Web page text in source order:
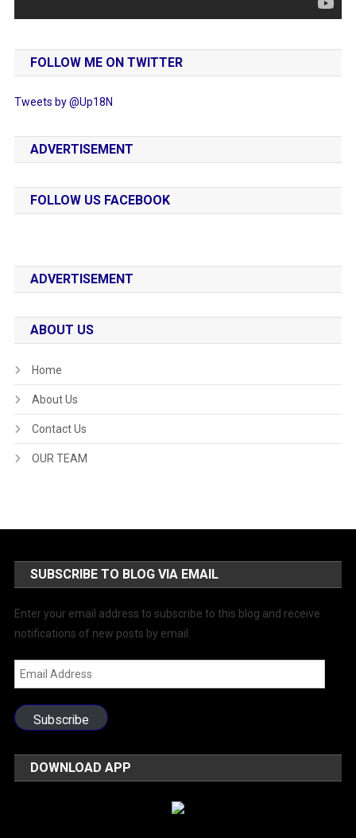
FOLLOW ME ON TWITTER
Tweets by @Up18N
ADVERTISEMENT
FOLLOW US FACEBOOK
ADVERTISEMENT
ABOUT US
Home
About Us
Contact Us
OUR TEAM
SUBSCRIBE TO BLOG VIA EMAIL
Enter your email address to subscribe to this blog and receive
notifications of new posts by email.
Email
Address
Subscribe
DOWNLOAD APP